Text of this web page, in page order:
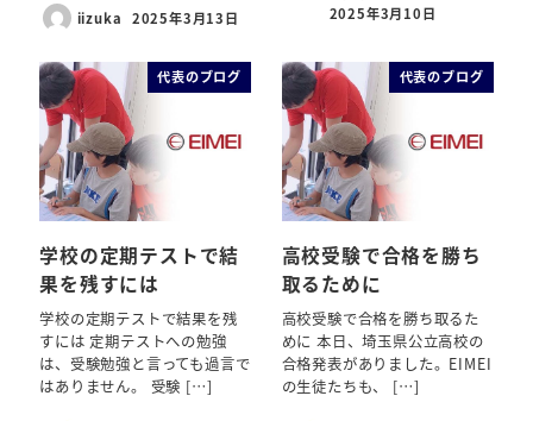
iizuka 2025年3月13日
2025年3月10日
代表のブログ
学校の定期テストで結
果を残すには
学校の定期テストで結果を残
すには 定期テストへの勉強
は、受験勉強と言っても過言で
はありません。 受験 […]
代表のブログ
高校受験で合格を勝ち
取るために
高校受験で合格を勝ち取るた
めに 本日、埼玉県公立高校の
合格発表がありました。EIMEI
の生徒たちも、 […]